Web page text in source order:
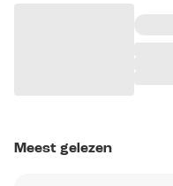
Meest gelezen